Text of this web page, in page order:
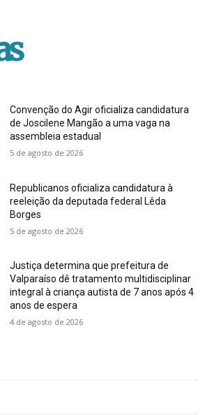
Convenção do Agir oficializa candidatura
de Joscilene Mangão a uma vaga na
assembleia estadual
5 de agosto de 2026
Republicanos oficializa candidatura à
reeleição da deputada federal Lêda
Borges
5 de agosto de 2026
Justiça determina que prefeitura de
Valparaíso dê tratamento multidisciplinar
integral à criança autista de 7 anos após 4
anos de espera
4 de agosto de 2026